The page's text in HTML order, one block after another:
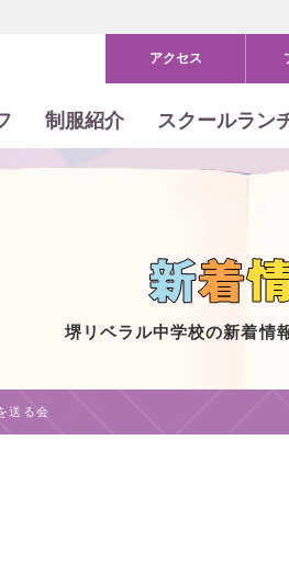
アクセス
制服紹介 スクールラン
堺リベラル中学校の新着情
送る会